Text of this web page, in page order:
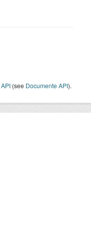
API (see Documente API).